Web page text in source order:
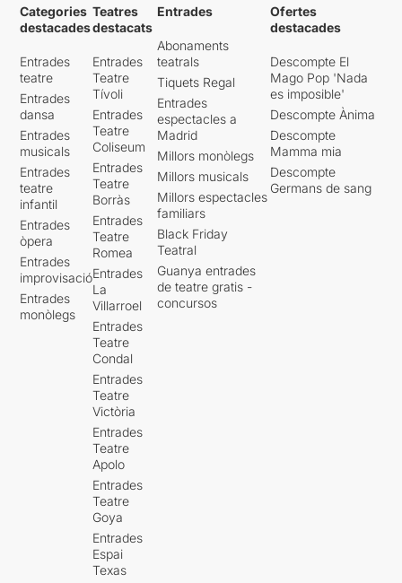
Categories
destacades
Entrades
teatre
Entrades
dansa
Entrades
musicals
Entrades
teatre
infantil
Entrades
òpera
Entrades
improvisació
Entrades
monòlegs
Teatres
destacats
Entrades
Teatre
Tívoli
Entrades
Teatre
Coliseum
Entrades
Teatre
Borràs
Entrades
Teatre
Romea
Entrades
La
Villarroel
Entrades
Teatre
Condal
Entrades
Teatre
Victòria
Entrades
Teatre
Apolo
Entrades
Teatre
Goya
Entrades
Espai
Texas
Entrades
Abonaments
teatrals
Tiquets Regal
Entrades
espectacles a
Madrid
Millors monòlegs
Millors musicals
Millors espectacles
familiars
Black Friday
Teatral
Guanya entrades
de teatre gratis -
concursos
Ofertes
destacades
Descompte El
Mago Pop 'Nada
es imposible'
Descompte Ànima
Descompte
Mamma mia
Descompte
Germans de sang